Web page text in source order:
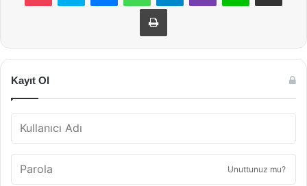
Yazdır
Kayıt Ol
Unuttunuz mu?